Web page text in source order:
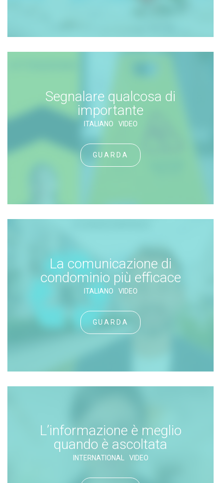
Segnalare qualcosa di
importante
ITALIANO VIDEO
GUARDA
La comunicazione di
condominio più efficace
ITALIANO VIDEO
GUARDA
L’informazione è meglio
quando è ascoltata
INTERNATIONAL VIDEO